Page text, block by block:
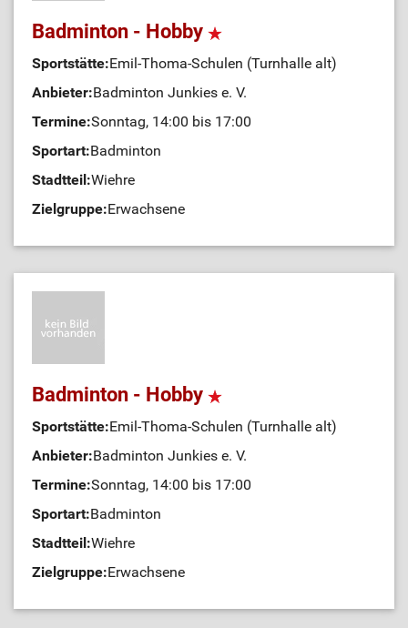
Badminton - Hobby
Sportstätte:Emil-Thoma-Schulen (Turnhalle alt)
Anbieter:Badminton Junkies e. V.
Termine:Sonntag, 14:00 bis 17:00
Sportart:Badminton
Stadtteil:Wiehre
Zielgruppe:Erwachsene
Badminton - Hobby
Sportstätte:Emil-Thoma-Schulen (Turnhalle alt)
Anbieter:Badminton Junkies e. V.
Termine:Sonntag, 14:00 bis 17:00
Sportart:Badminton
Stadtteil:Wiehre
Zielgruppe:Erwachsene